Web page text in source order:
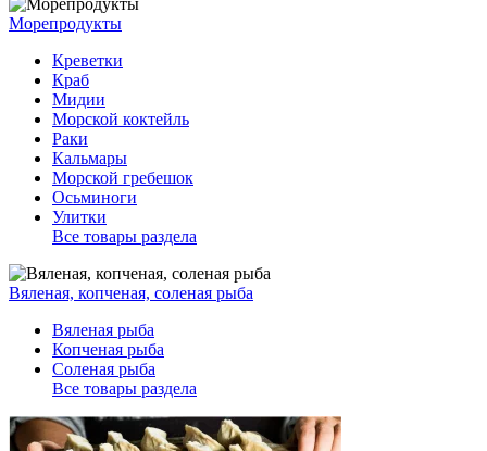
Морепродукты
Креветки
Краб
Мидии
Морской коктейль
Раки
Кальмары
Морской гребешок
Осьминоги
Улитки
Все товары раздела
Вяленая, копченая, соленая рыба
Вяленая рыба
Копченая рыба
Соленая рыба
Все товары раздела